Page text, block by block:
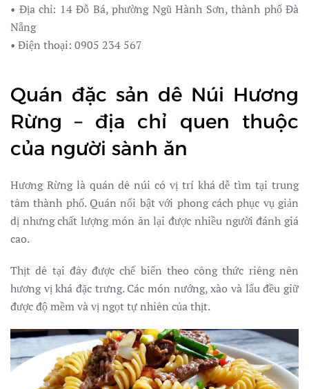
• Địa chỉ: 14 Đỗ Bá, phường Ngũ Hành Sơn, thành phố Đà
Nẵng
• Điện thoại: 0905 234 567
Quán đặc sản dê Núi Hương
Rừng – địa chỉ quen thuộc
của người sành ăn
Hương Rừng là quán dê núi có vị trí khá dễ tìm tại trung
tâm thành phố. Quán nổi bật với phong cách phục vụ giản
dị nhưng chất lượng món ăn lại được nhiều người đánh giá
cao.
Thịt dê tại đây được chế biến theo công thức riêng nên
hương vị khá đặc trưng. Các món nướng, xào và lẩu đều giữ
được độ mềm và vị ngọt tự nhiên của thịt.